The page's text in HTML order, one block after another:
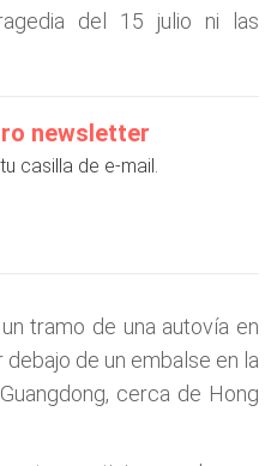
del 15 julio ni las
newsletter
casilla de e-mail.
tramo de una autovía en
de un embalse en la
cerca de Hong